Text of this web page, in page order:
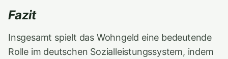
Fazit
Insgesamt spielt das Wohngeld eine bedeutende
Rolle im deutschen Sozialleistungssystem, indem